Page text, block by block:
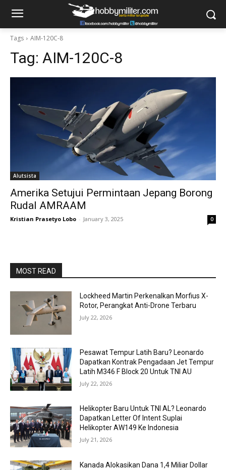
Tags AIM-120C-8
Tag: AIM-120C-8
Alutsista
Amerika Setujui Permintaan Jepang Borong
Rudal AMRAAM
Kristian Prasetyo Lobo - January 3, 2025 0
MOST READ
Lockheed Martin Perkenalkan Morfius X-
Rotor, Perangkat Anti-Drone Terbaru
July 22, 2026
Pesawat Tempur Latih Baru? Leonardo
Dapatkan Kontrak Pengadaan Jet Tempur
Latih M346 F Block 20 Untuk TNI AU
July 22, 2026
Helikopter Baru Untuk TNI AL? Leonardo
Dapatkan Letter Of Intent Suplai
Helikopter AW149 Ke Indonesia
July 21, 2026
Kanada Alokasikan Dana 1,4 Miliar Dollar